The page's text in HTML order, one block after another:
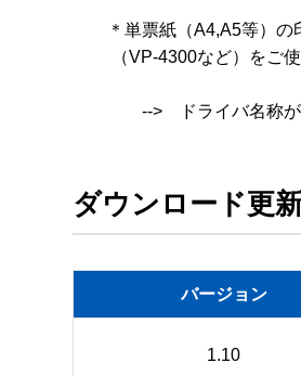
＊単票紙（A4,A5等）の印
（VP-4300など）をご使
-->　ドライバ名称が
ダウンロード更
バージョン
1.10